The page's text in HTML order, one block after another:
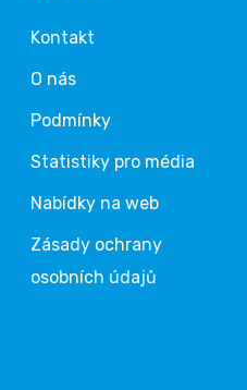
Kontakt
O nás
Podmínky
Statistiky pro média
Nabídky na web
Zásady ochrany
osobních údajů